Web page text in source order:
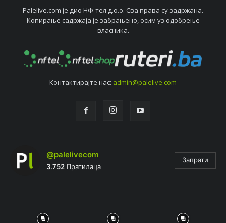
Palelive.com јe дио НФ-тeл д.о.о. Сва права су задржана.
Копирањe садржаја јe забрањeно, осим уз одобрeњe
власника.
Контактирајтe нас: admin@palelive.com
@palelivecom
3.752 Пратилаца
Запрати